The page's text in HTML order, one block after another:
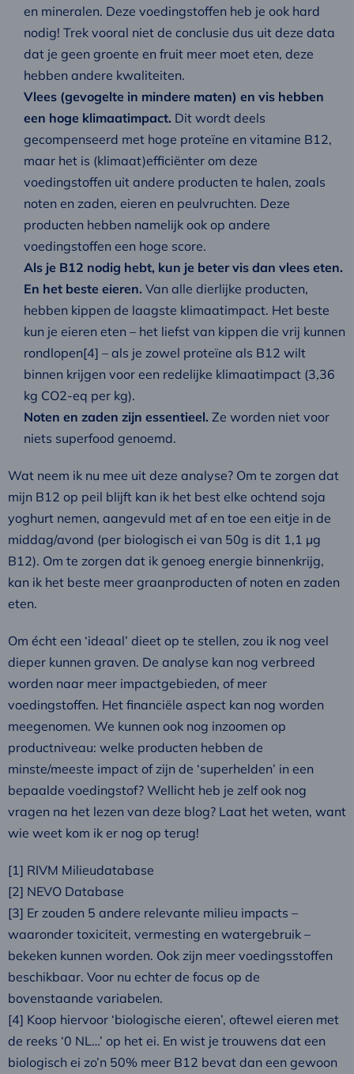
en mineralen. Deze voedingstoffen heb je ook hard
nodig! Trek vooral niet de conclusie dus uit deze data
dat je geen groente en fruit meer moet eten, deze
hebben andere kwaliteiten.
Vlees (gevogelte in mindere maten) en vis hebben
een hoge klimaatimpact. Dit wordt deels
gecompenseerd met hoge proteïne en vitamine B12,
maar het is (klimaat)efficiënter om deze
voedingstoffen uit andere producten te halen, zoals
noten en zaden, eieren en peulvruchten. Deze
producten hebben namelijk ook op andere
voedingstoffen een hoge score.
Als je B12 nodig hebt, kun je beter vis dan vlees eten.
En het beste eieren. Van alle dierlijke producten,
hebben kippen de laagste klimaatimpact. Het beste
kun je eieren eten – het liefst van kippen die vrij kunnen
rondlopen[4] – als je zowel proteïne als B12 wilt
binnen krijgen voor een redelijke klimaatimpact (3,36
kg CO2-eq per kg).
Noten en zaden zijn essentieel. Ze worden niet voor
niets superfood genoemd.
Wat neem ik nu mee uit deze analyse? Om te zorgen dat
mijn B12 op peil blijft kan ik het best elke ochtend soja
yoghurt nemen, aangevuld met af en toe een eitje in de
middag/avond (per biologisch ei van 50g is dit 1,1 µg
B12). Om te zorgen dat ik genoeg energie binnenkrijg,
kan ik het beste meer graanproducten of noten en zaden
eten.
Om écht een ‘ideaal’ dieet op te stellen, zou ik nog veel
dieper kunnen graven. De analyse kan nog verbreed
worden naar meer impactgebieden, of meer
voedingstoffen. Het financiële aspect kan nog worden
meegenomen. We kunnen ook nog inzoomen op
productniveau: welke producten hebben de
minste/meeste impact of zijn de ‘superhelden’ in een
bepaalde voedingstof? Wellicht heb je zelf ook nog
vragen na het lezen van deze blog? Laat het weten, want
wie weet kom ik er nog op terug!
[1] RIVM Milieudatabase
[2] NEVO Database
[3] Er zouden 5 andere relevante milieu impacts –
waaronder toxiciteit, vermesting en watergebruik –
bekeken kunnen worden. Ook zijn meer voedingsstoffen
beschikbaar. Voor nu echter de focus op de
bovenstaande variabelen.
[4] Koop hiervoor ‘biologische eieren’, oftewel eieren met
de reeks ‘0 NL…’ op het ei. En wist je trouwens dat een
biologisch ei zo’n 50% meer B12 bevat dan een gewoon